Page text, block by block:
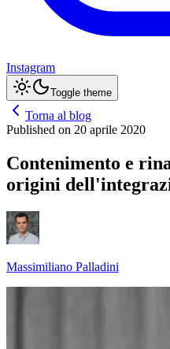
Instagram
Toggle theme
Torna al blog
Published on 20 aprile 2020
Contenimento e
origini
Massimiliano Palladini